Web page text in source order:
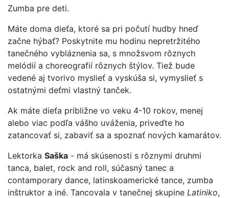
Zumba pre deti.
Máte doma dieťa, ktoré sa pri počutí hudby hneď
začne hýbať? Poskytnite mu hodinu nepretržitého
tanečného vybláznenia sa, s množsvom rôznych
melódií a choreografií rôznych štýlov. Tiež bude
vedené aj tvorivo myslieť a vyskúša si, vymyslieť s
ostatnými deťmi vlastný tanček.
Ak máte dieťa približne vo veku 4-10 rokov, menej
alebo viac podľa vášho uváženia, priveďte ho
zatancovať si, zabaviť sa a spoznať nových kamarátov.
Lektorka Saška - má skúsenosti s rôznymi druhmi
tanca, balet, rock and roll, súčasný tanec a
contamporary dance, latinskoamerické tance, zumba
inštruktor a iné. Tancovala v tanečnej skupine Latiniko,